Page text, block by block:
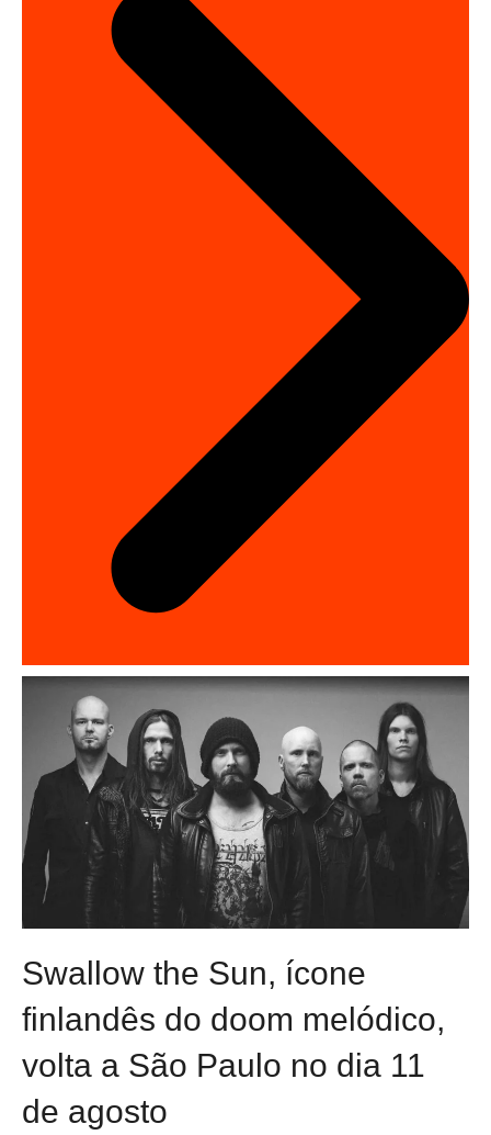
Swallow the Sun, ícone
finlandês do doom melódico,
volta a São Paulo no dia 11
de agosto